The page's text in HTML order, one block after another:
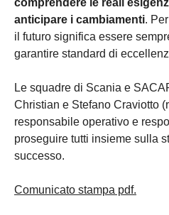
comprendere le reali
anticipare i cambiamenti.
il futuro significa essere
garantire standard di
Le squadre di Scania e
Christian e Stefano Craviotto
responsabile operativo e
proseguire tutti insieme sulla
successo.
Comunicato stampa pdf.